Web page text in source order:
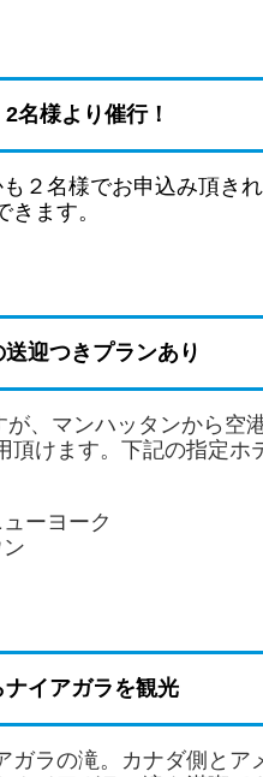
名様より催行！
２名様でお申込み頂き
ます。
迎つきプランあり
、マンハッタンから空
頂けます。下記の指定
ーヨーク
イアガラを観光
ガラの滝。カナダ側と